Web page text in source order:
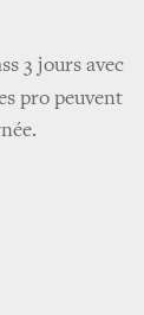
3 jours avec
pro peuvent